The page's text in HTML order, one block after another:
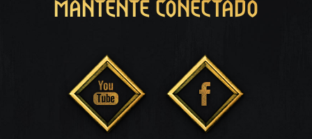
MANTENTE CONECTADO